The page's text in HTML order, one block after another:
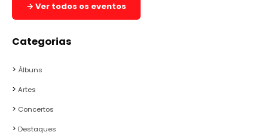
→ Ver todos os eventos
Categorias
Álbuns
Artes
Concertos
Destaques